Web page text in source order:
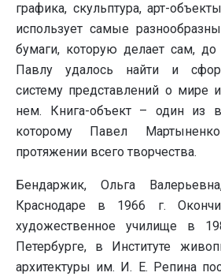
графика, скульптура, арт-
использует самые
бумаги, которую делает сам,
Павлу удалось найти и
систему представлений о мире
нем. Книга-объект – один из
которому Павел
протяжении всего творчества.
Бендаржик, Ольга
Краснодаре в 1966 г.
художественное училище в
Петербурге, в Институте
архитектуры им. И. Е. Репина